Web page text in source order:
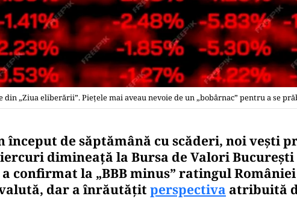
„Ziua eliberării”. Pieţele mai aveau nevoie de un „bobârnac” pentru a se
început de săptămână cu scăderi, noi veşti
dimineaţă la Bursa de Valori Bucureşti
confirmat la „BBB minus” ratingul
dar a înrăutăţit perspectiva atribuită